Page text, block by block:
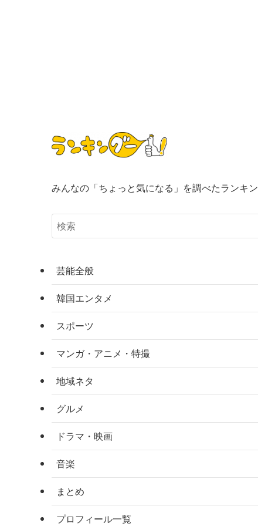
みんなの「ちょっと気になる」を調べたランキ
芸能全般
韓国エンタメ
スポーツ
マンガ・アニメ・特撮
地域ネタ
グルメ
ドラマ・映画
音楽
まとめ
プロフィール一覧